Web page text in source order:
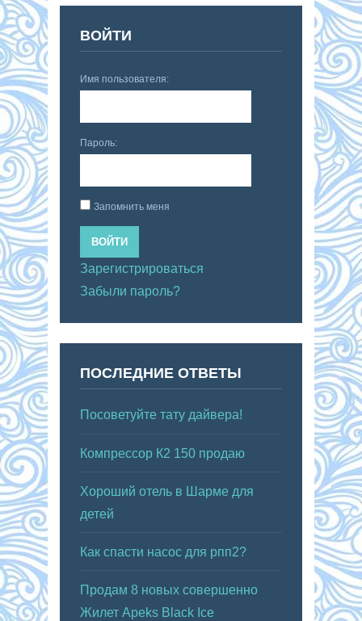
ВОЙТИ
Имя пользователя:
Пароль:
Запомнить меня
ВОЙТИ
Зарегистрироваться
Забыли пароль?
ПОСЛЕДНИЕ ОТВЕТЫ
Посоветуйте тату дайвера!
Компрессор К2 150 продаю
Хороший отель в Шарме для
детей
Как спасти насос для рпп2?
Продам 8 новых совершенно
Жилет Apeks Black Ice